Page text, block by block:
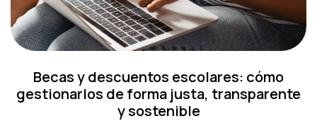
Becas y descuentos escolares: cómo
gestionarlos de forma justa, transparente
y sostenible